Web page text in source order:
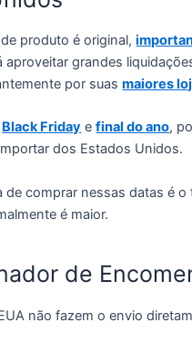
produto é original,
aproveitar grandes
por suasmaiores
Black Friday efinal do ano,
dos Estados Unidos.
de comprar nessas datas é o
é maior.
de
não fazem o envio